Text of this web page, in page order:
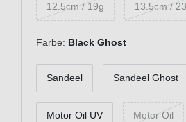
12.5cm / 19g 13.5cm /
Farbe: Black Ghost
Sandeel Sandeel Ghost
Motor Oil UV Motor Oil